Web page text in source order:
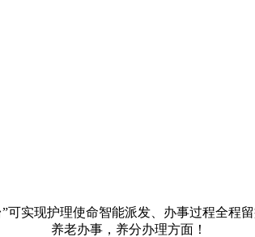
现护理使命智能派发、办事过程全程
养老办事，养分办理方面！